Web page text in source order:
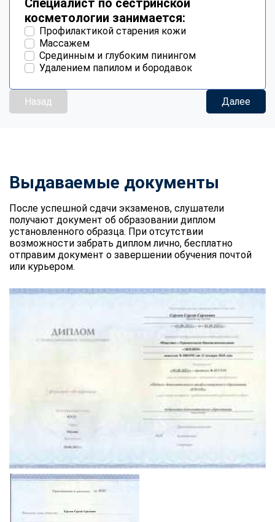
косметологии занимается:
Профилактикой старения кожи
Массажем
Срединным и глубоким пинингом
Удалением папилом и бородавок
Назад Далее
Выдаваемые документы
После успешной сдачи экзаменов, слушатели
получают документ об образовании диплом
установленного образца. При отсутствии
возможности забрать диплом лично, бесплатно
отправим документ о завершении обучения почтой
или курьером.